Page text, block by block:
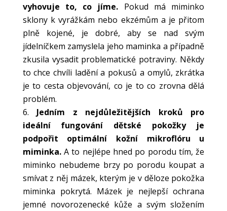
vyhovuje to, co jíme. Pokud má miminko
sklony k vyrážkám nebo ekzémům a je přitom
plně kojené, je dobré, aby se nad svým
jídelníčkem zamyslela jeho maminka a případně
zkusila vysadit problematické potraviny. Někdy
to chce chvíli ladění a pokusů a omylů, zkrátka
je to cesta objevování, co je to co zrovna dělá
problém.
Jedním z nejdůležitějších kroků pro
ideální fungování dětské pokožky je
podpořit optimální kožní mikroflóru u
miminka.A to nejlépe hned po porodu tím, že
miminko nebudeme brzy po porodu koupat a
smívat z něj mázek, kterým je v děloze pokožka
miminka pokrytá. Mázek je nejlepší ochrana
jemné novorozenecké kůže a svým složením